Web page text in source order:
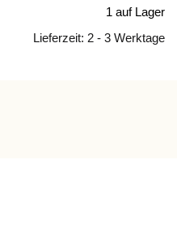
1 auf Lager
Lieferzeit: 2 - 3 Werktage